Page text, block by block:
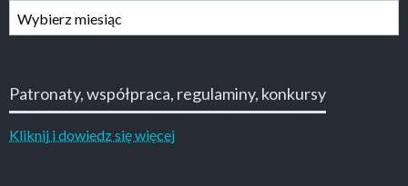
Patronaty, współpraca, regulaminy, konkursy
Kliknij i dowiedz się więcej